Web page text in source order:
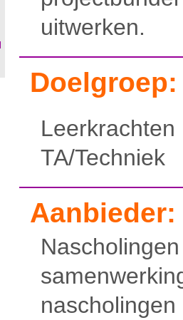
uitwerken.
Doelgroep:
TA/Techniek
Aanbieder: